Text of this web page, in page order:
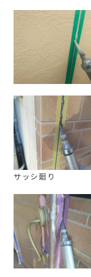
サッシ廻り